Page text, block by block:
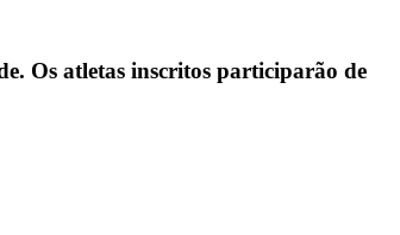
Os atletas inscritos participarão de